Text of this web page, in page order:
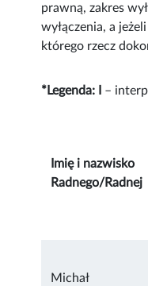
prawną, zakres
wyłączenia, a
którego rzecz
*Legenda: –
Imię i nazwisko
Radnego/Radnej
Michał